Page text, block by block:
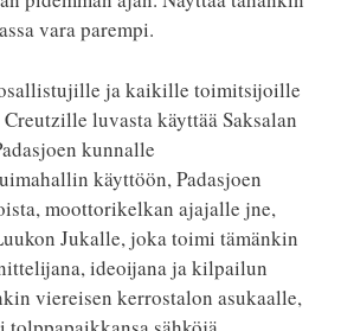
vara parempi.
ja kaikille toimitsijoille
luvasta käyttää Saksalan
kunnalle
käyttöön, Padasjoen
moottorikelkan ajajalle jne,
Jukalle, joka toimi tämänkin
ideoijana ja kilpailun
viereisen kerrostalon asukaalle,